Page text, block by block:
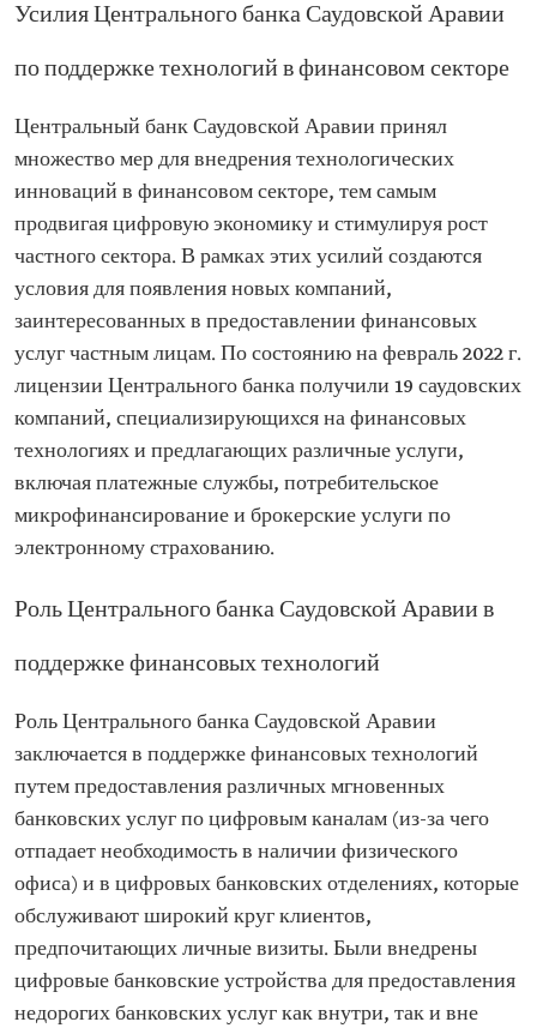
Усилия Центрального банка Саудовской Аравии
по поддержке технологий в финансовом секторе
Центральный банк Саудовской Аравии принял
множество мер для внедрения технологических
инноваций в финансовом секторе, тем самым
продвигая цифровую экономику и стимулируя рост
частного сектора. В рамках этих усилий создаются
условия для появления новых компаний,
заинтересованных в предоставлении финансовых
услуг частным лицам. По состоянию на февраль 2022 г.
лицензии Центрального банка получили 19 саудовских
компаний, специализирующихся на финансовых
технологиях и предлагающих различные услуги,
включая платежные службы, потребительское
микрофинансирование и брокерские услуги по
электронному страхованию.
Роль Центрального банка Саудовской Аравии в
поддержке финансовых технологий
Роль Центрального банка Саудовской Аравии
заключается в поддержке финансовых технологий
путем предоставления различных мгновенных
банковских услуг по цифровым каналам (из-за чего
отпадает необходимость в наличии физического
офиса) и в цифровых банковских отделениях, которые
обслуживают широкий круг клиентов,
предпочитающих личные визиты. Были внедрены
цифровые банковские устройства для предоставления
недорогих банковских услуг как внутри, так и вне